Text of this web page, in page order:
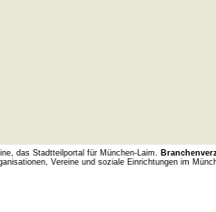
das Stadtteilportal für München-Laim.
Vereine und soziale Einrichtungen im